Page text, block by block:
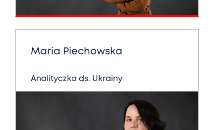
Maria Piechowska
Analityczka ds. Ukrainy